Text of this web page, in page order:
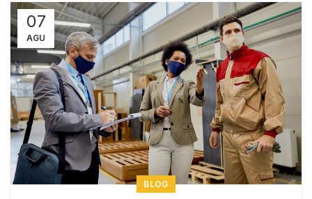
07
AGU
BLOG